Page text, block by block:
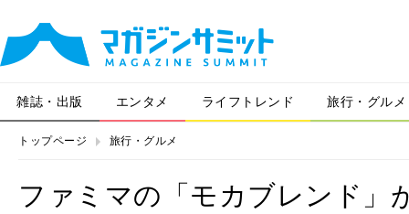
雑誌・出版 エンタメ ライフトレンド 旅行・グルメ
トップページ 旅行・グルメ
ファミマの「モカブレンド」